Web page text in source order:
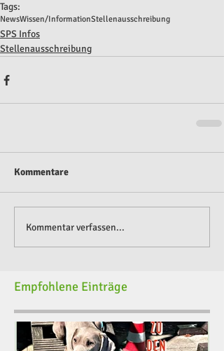
Tags:
NewsWissen/InformationStellenausschreibung
SPS Infos
Stellenausschreibung
Kommentare
Kommentar verfassen...
Empfohlene Einträge